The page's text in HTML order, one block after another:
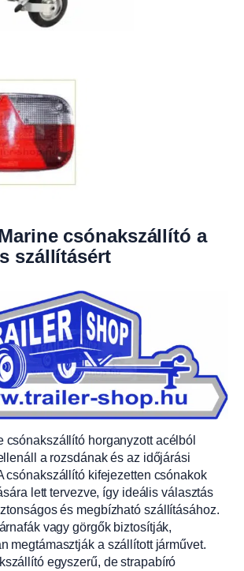
csónakszállító a
szállításért
csónakszállító horganyzott acélból
a rozsdának és az időjárási
csónakszállító kifejezetten csónakok
lett tervezve, így ideális választás
és megbízható szállításához.
vagy görgők biztosítják,
megtámasztják a szállított járművet.
egyszerű, de strapabíró